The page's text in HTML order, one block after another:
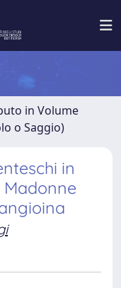
in Volume
o Saggio)
in